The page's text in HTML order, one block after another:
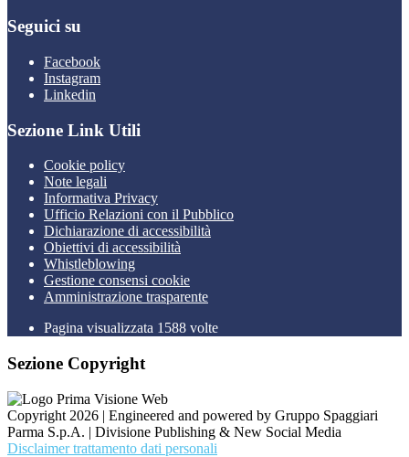
Seguici su
Facebook
Instagram
Linkedin
Sezione Link Utili
Cookie policy
Note legali
Informativa Privacy
Ufficio Relazioni con il Pubblico
Dichiarazione di accessibilità
Obiettivi di accessibilità
Whistleblowing
Gestione consensi cookie
Amministrazione trasparente
Pagina visualizzata 1588 volte
Sezione Copyright
Copyright 2026 | Engineered and powered by Gruppo Spaggiari
Parma S.p.A. | Divisione Publishing & New Social Media
Disclaimer trattamento dati personali